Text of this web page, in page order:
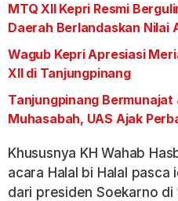
MTQ XII Kepri Resmi
Daerah Berlandaskan Nilai
Wagub Kepri Apresiasi
XII di Tanjungpinang
Tanjungpinang
Muhasabah, UAS Ajak
Khususnya KH Wahab
acara Halal bi Halal
dari presiden Soekarno di